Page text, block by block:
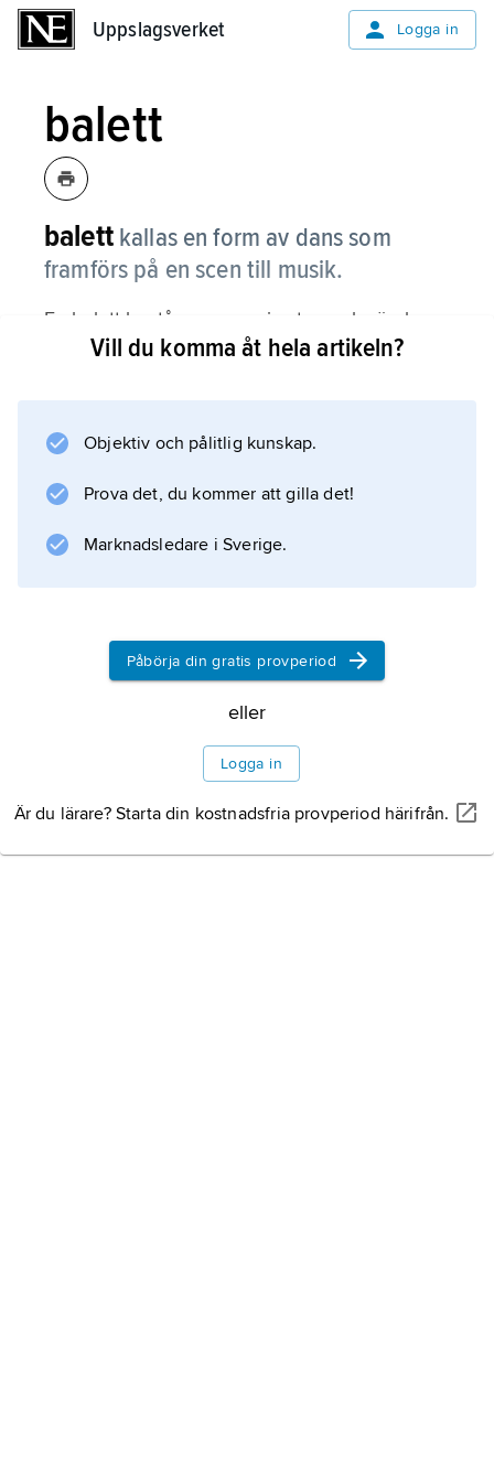
Uppslagsverket Logga in
balett
balett kallas en form av dans som
framförs på en scen till musik.
En balett består av en serie steg och rörelser
som skapats av en
som en teaterförfattare skriver en pjäs. En
också ge uttryck för en stämning eller helt
Information om artikeln
Vill du komma åt hela artikeln?
Objektiv och pålitlig kunskap.
Prova det, du kommer att gilla det!
Marknadsledare i Sverige.
Påbörja din gratis provperiod
eller
Logga in
Är du lärare? Starta din kostnadsfria provperiod härifrån.